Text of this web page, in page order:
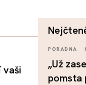
vaši
PORADNA
„Už
pomsta